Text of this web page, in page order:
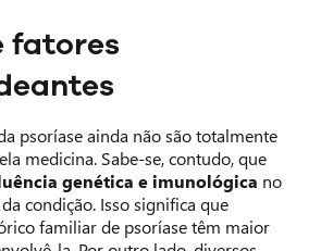
fatores
psoríase ainda não são totalmente
medicina. Sabe-se, contudo, que
genética e imunológica no
condição. Isso significa que
familiar de psoríase têm maior